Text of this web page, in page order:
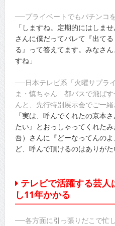
──プライベートでもパチンコを
「しますね。定期的にはしま
さんに僕だってバレて『出て
る』って答えてます。みなさ
すね」
──日本テレビ系「火曜サプラ
ま・慎ちゃん 都バスで飛ばす
んと、先行特別展示会でご一緒
「実は、呼んでくれたの京本
たい』とおっしゃってくれた
吾）さんに『どーなってんの
ど、呼んで頂けるのはありがた
テレビで活躍する芸
し11年かかる
──各方面に引っ張りだこで忙